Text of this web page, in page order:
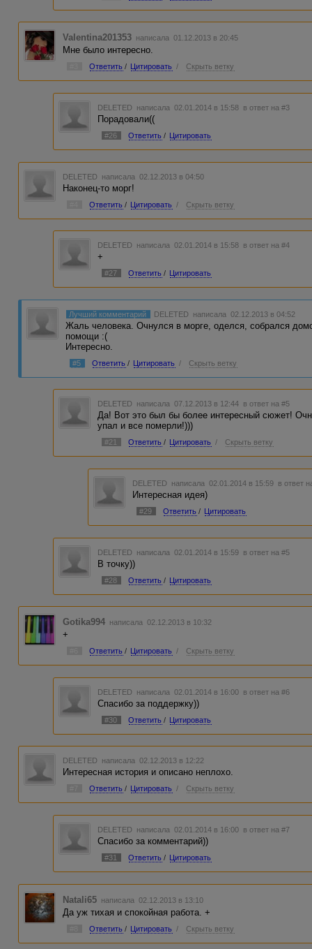
Valentina201353 написала 01.12.2013 в 20:45
Мне было интересно.
Ответить / Цитировать / Скрыть ветку
DELETED написала 02.01.2014 в 15:58 в ответ на #3
Порадовали((
#26 Ответить / Цитировать
DELETED написала 02.12.2013 в 04:50
Наконец-то морг!
Ответить / Цитировать / Скрыть ветку
DELETED написала 02.01.2014 в 15:58 в ответ на #4
+
#27 Ответить / Цитировать
Лучший комментарий DELETED написала 02.12.2013 в 04:52
Жаль человека. Очнулся в морге, оделся, собрался
помощи :(
Интересно.
#5 Ответить / Цитировать / Скрыть ветку
DELETED написала 07.12.2013 в 12:44 в ответ на #5
Да! Вот это был бы более интересный сюжет!
упал и все померли!)))
#21 Ответить / Цитировать / Скрыть ветку
DELETED написала 02.01.2014 в 15:59 в ответ
Интересная идея)
#29 Ответить / Цитировать
DELETED написала 02.01.2014 в 15:59 в ответ на #5
В точку))
#28 Ответить / Цитировать
Gotika994 написала 02.12.2013 в 10:32
+
Ответить / Цитировать / Скрыть ветку
DELETED написала 02.01.2014 в 16:00 в ответ на #6
Спасибо за поддержку))
#30 Ответить / Цитировать
DELETED написала 02.12.2013 в 12:22
Интересная история и описано неплохо.
Ответить / Цитировать / Скрыть ветку
DELETED написала 02.01.2014 в 16:00 в ответ на #7
Спасибо за комментарий))
#31 Ответить / Цитировать
Natali65 написала 02.12.2013 в 13:10
Да уж тихая и спокойная работа. +
Ответить / Цитировать / Скрыть ветку